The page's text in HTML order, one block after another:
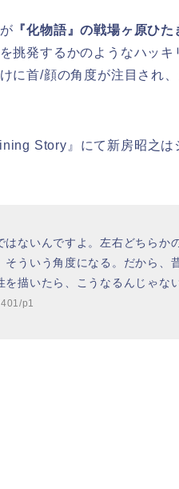
『化物語』の戦場ヶ原ひた
挑発するかのようなハッキ
に首/顔の角度が注目され
Story』にて新房昭之は
ないんですよ。左右どちらか
ういう角度になる。だから、
描いたら、こうなるんじゃな
p1